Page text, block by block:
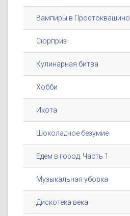
Вампиры в Простоквашино
Сюрприз
Кулинарная битва
Хобби
Икота
Шоколадное безумие
Едем в город. Часть 1
Музыкальная уборка
Дискотека века